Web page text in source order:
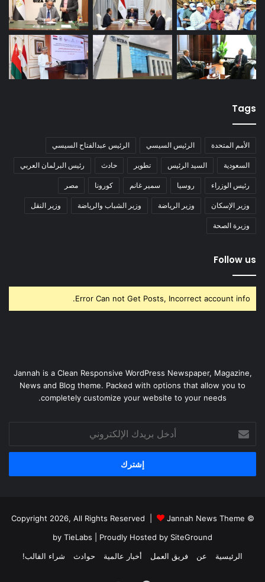
Tags
الأمم المتحدة الرئيس السيسي الرئيس عبدالفتاح السيسي
السعودية السيد الرئيس تطوير حادث رئيس البرلمان العربي
رئيس الوزراء روسيا سمير غانم كورونا مصر
وزير الإسكان وزير الرياضة وزير الشباب والرياضة وزير النقل
وزيرة الصحة
Follow us
Error Can not Get Posts, Incorrect account info.
Jannah is a Clean Responsive WordPress Newspaper, Magazine,
News and Blog theme. Packed with options that allow you to
completely customize your website to your needs.
بريدك
الإلكتروني
© Copyright 2026, All Rights Reserved |
Jannah News Theme
by TieLabs | Proudly Hosted by SiteGround
الرئيسية
عن فريق العمل أخبار عالمية حوادث شراء القالب!